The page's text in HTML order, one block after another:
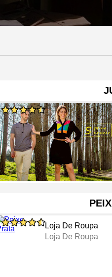
Loja De Roupa
Loja De Roupa